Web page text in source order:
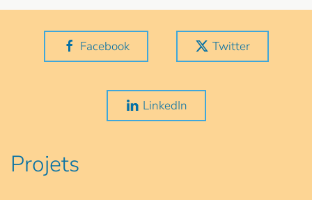
Facebook Twitter
LinkedIn
Projets